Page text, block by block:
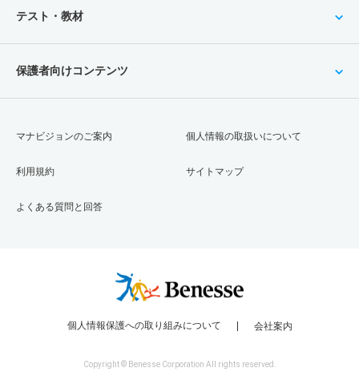
テスト・教材
保護者向けコンテンツ
マナビジョンのご案内
利用規約
よくある質問と回答
個人情報の取扱いについて
サイトマップ
個人情報保護への取り組みについて 会社案内
Copyright © Benesse Corporation All rights reserved.